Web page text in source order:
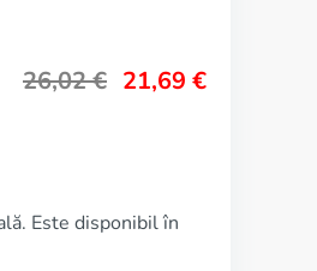
26,02€ 21,69 €
Este disponibil în